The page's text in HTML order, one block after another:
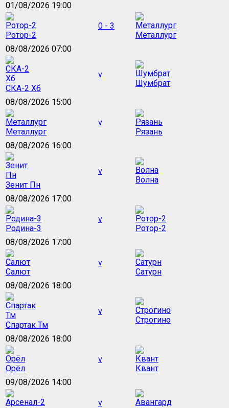
01/08/2026 19:00
Ротор-2
0 - 3
Металлург
08/08/2026 07:00
СКА-2 Хб
v
Шумбрат
08/08/2026 15:00
Металлург
v
Рязань
08/08/2026 16:00
Зенит Пн
v
Волна
08/08/2026 17:00
Родина-3
v
Ротор-2
08/08/2026 17:00
Салют
v
Сатурн
08/08/2026 18:00
Спартак Тм
v
Строгино
08/08/2026 18:00
Орёл
v
Квант
09/08/2026 14:00
v